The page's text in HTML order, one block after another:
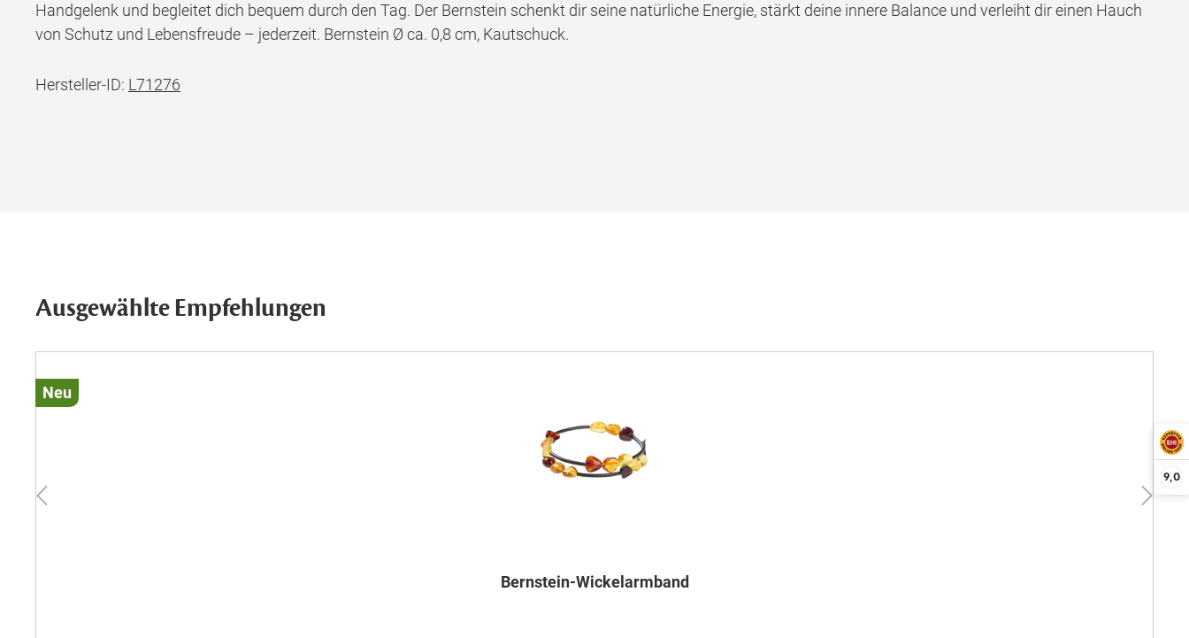
9,0
Handgelenk und begleitet dich bequem durch den Tag. Der Bernstein schenkt dir seine natürliche Energie, stärkt deine innere Balance und verleiht dir einen Hauch
von Schutz und Lebensfreude – jederzeit. Bernstein Ø ca. 0,8 cm, Kautschuck.
Hersteller-ID: L71276
Ausgewählte Empfehlungen
Neu
Bernstein-Wickelarmband